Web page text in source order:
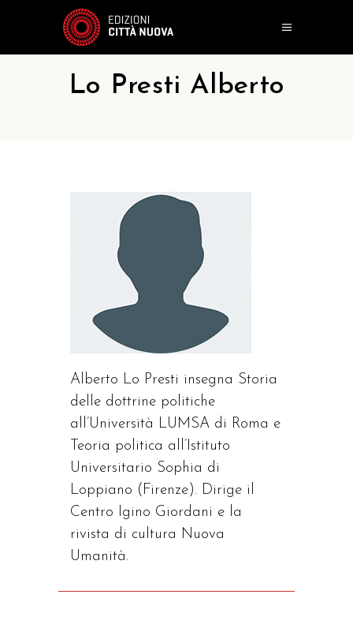
Lo Presti Alberto
Alberto Lo Presti insegna Storia
delle dottrine politiche
all’Università LUMSA di Roma e
Teoria politica all’Istituto
Universitario Sophia di
Loppiano (Firenze). Dirige il
Centro Igino Giordani e la
rivista di cultura Nuova
Umanità.